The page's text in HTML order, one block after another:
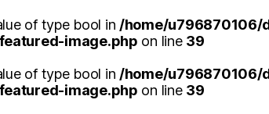
of type bool in /home/u796870106/
image.php on line 39
of type bool in /home/u796870106/
image.php on line 39